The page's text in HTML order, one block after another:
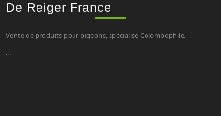
De Reiger France
Vente de produits pour pigeons, spécialise Colombophile.
...